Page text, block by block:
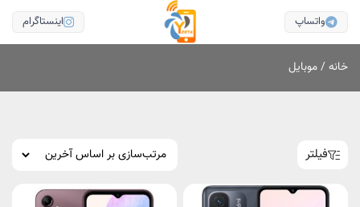
واتساپ اینستاگرام
خانه / موبایل
فیلتر